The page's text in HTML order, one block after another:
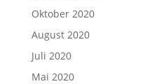
Oktober 2020
August 2020
Juli 2020
Mai 2020